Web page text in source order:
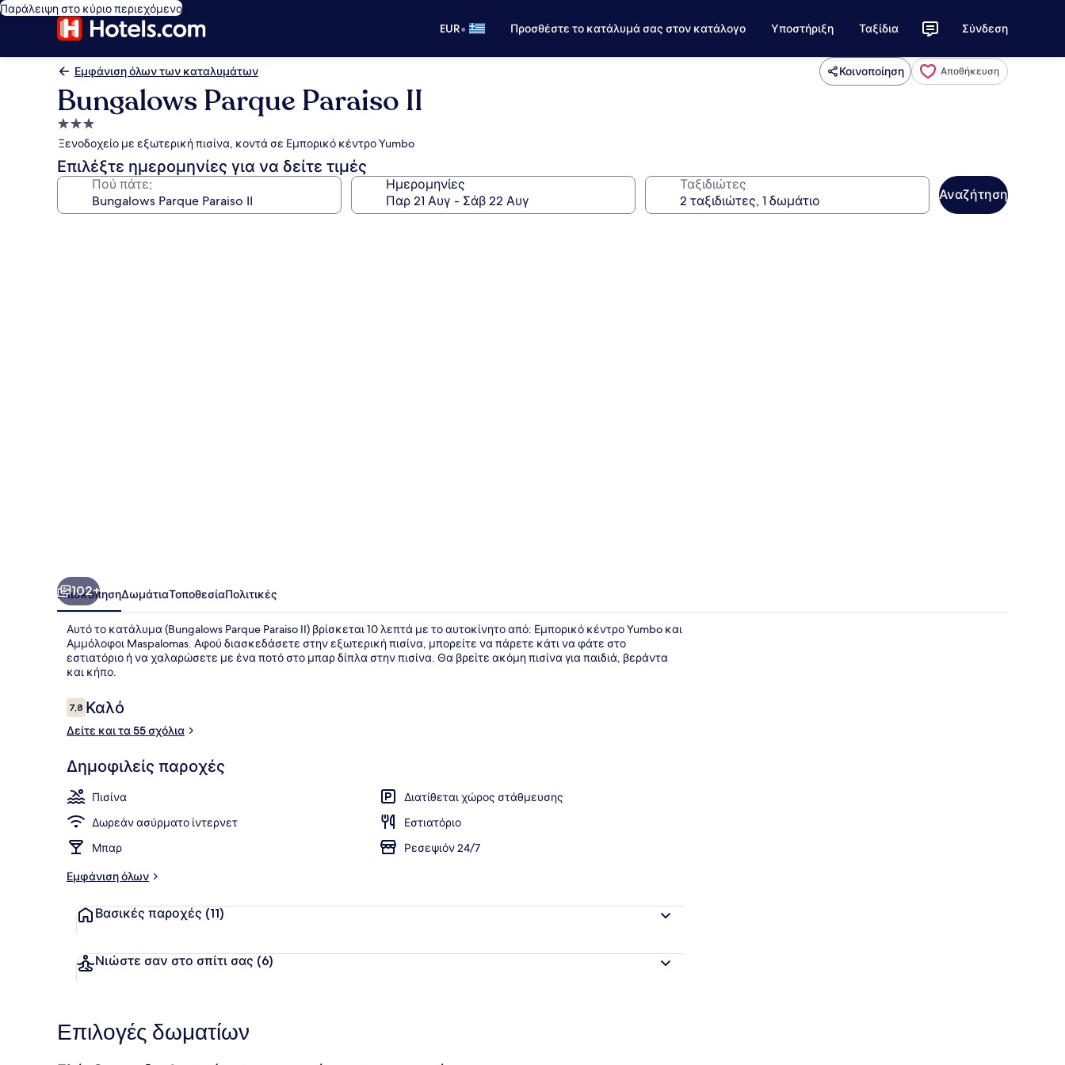
Παράλειψη στο κύριο περιεχόμενο
EUR• Προσθέστε το κατάλυμά σας στον κατάλογο Υποστήριξη Ταξίδια Σύνδεση
Εμφάνιση όλων των καταλυμάτων Κοινοποίηση Αποθήκευση
Bungalows Parque Paraiso II
Κατάλυμα
με
3.0
αστέρια
Ξενοδοχείο με εξωτερική πισίνα, κοντά σε Εμπορικό κέντρο Yumbo
Επιλέξτε ημερομηνίες για να δείτε τιμές
Πού πάτε; Ημερομηνίες Ταξιδιώτες
Αναζήτηση
102+
ΕπισκόπησηΔωμάτιαΤοποθεσίαΠολιτικές
Αυτό το κατάλυμα (Bungalows Parque Paraiso II) βρίσκεται 10 λεπτά με το αυτοκίνητο από: Εμπορικό κέντρο Yumbo και
Αμμόλοφοι Maspalomas. Αφού διασκεδάσετε στην εξωτερική πισίνα, μπορείτε να πάρετε κάτι να φάτε στο
εστιατόριο ή να χαλαρώσετε με ένα ποτό στο μπαρ δίπλα στην πισίνα. Θα βρείτε ακόμη πισίνα για παιδιά, βεράντα
και κήπο.
Σχόλια
7,87,8 στα 10
Καλό
Δείτε και τα 55 σχόλια
Δημοφιλείς παροχές
Πισίνα
Διατίθεται χώρος στάθμευσης
Δωρεάν ασύρματο ίντερνετ
Εστιατόριο
Μπαρ
Ρεσεψιόν 24/7
Εμφάνιση όλων
Βασικές παροχές (11)
Νιώστε σαν στο σπίτι σας (6)
Επιλογές δωματίων